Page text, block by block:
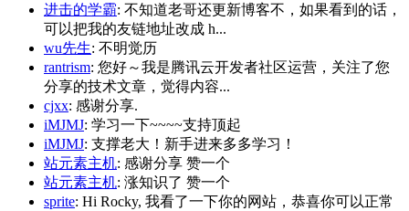
进击的学霸: 不知道老哥还更新博客不，如果看到的话，
可以把我的友链地址改成 h...
wu先生: 不明觉历
rantrism: 您好～我是腾讯云开发者社区运营，关注了您
分享的技术文章，觉得内容...
cjxx: 感谢分享.
iMJMJ: 学习一下~~~~支持顶起
iMJMJ: 支撑老大！新手进来多多学习！
站元素主机: 感谢分享 赞一个
站元素主机: 涨知识了 赞一个
sprite: Hi Rocky, 我看了一下你的网站，恭喜你可以正常